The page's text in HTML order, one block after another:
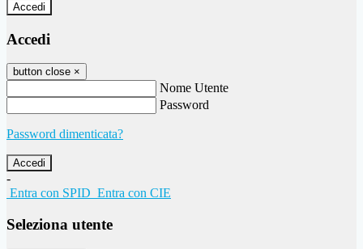
Accedi
Accedi
button close ×
Nome Utente
Password
Password dimenticata?
-
Entra con SPID Entra con CIE
Seleziona utente